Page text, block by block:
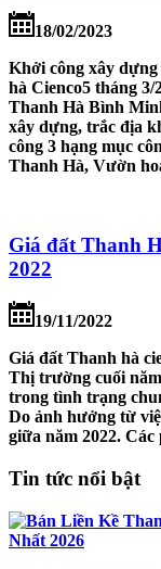
18/02/2023
Khởi công xây
hà Cienco5 tháng 3/
Thanh Hà Bình
xây dựng, trắc địa
công 3 hạng mục
Thanh Hà, Vườn
Giá đất Thanh
2022
19/11/2022
Giá đất Thanh hà
Thị trường cuối
trong tình trạng
Do ảnh hưởng từ
giữa năm 2022.
Tin tức nổi bật